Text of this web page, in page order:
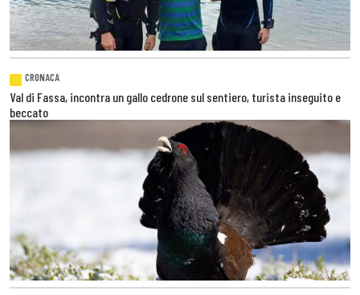
CRONACA
Val di Fassa, incontra un gallo cedrone sul sentiero, turista inseguito e
beccato